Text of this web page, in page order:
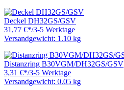
Deckel DH32GS/GSV
31,77 €*/3-5 Werktage
Versandgewicht: 1.10 kg
Distanzring B30VGM/DH32GS/GSV
3,31 €*/3-5 Werktage
Versandgewicht: 0.05 kg